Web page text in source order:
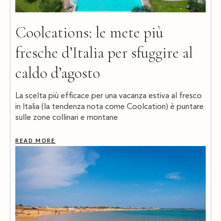
Coolcations: le mete più
fresche d’Italia per sfuggire al
caldo d’agosto
La scelta più efficace per una vacanza estiva al fresco
in Italia (la tendenza nota come Coolcation) è puntare
sulle zone collinari e montane
READ MORE